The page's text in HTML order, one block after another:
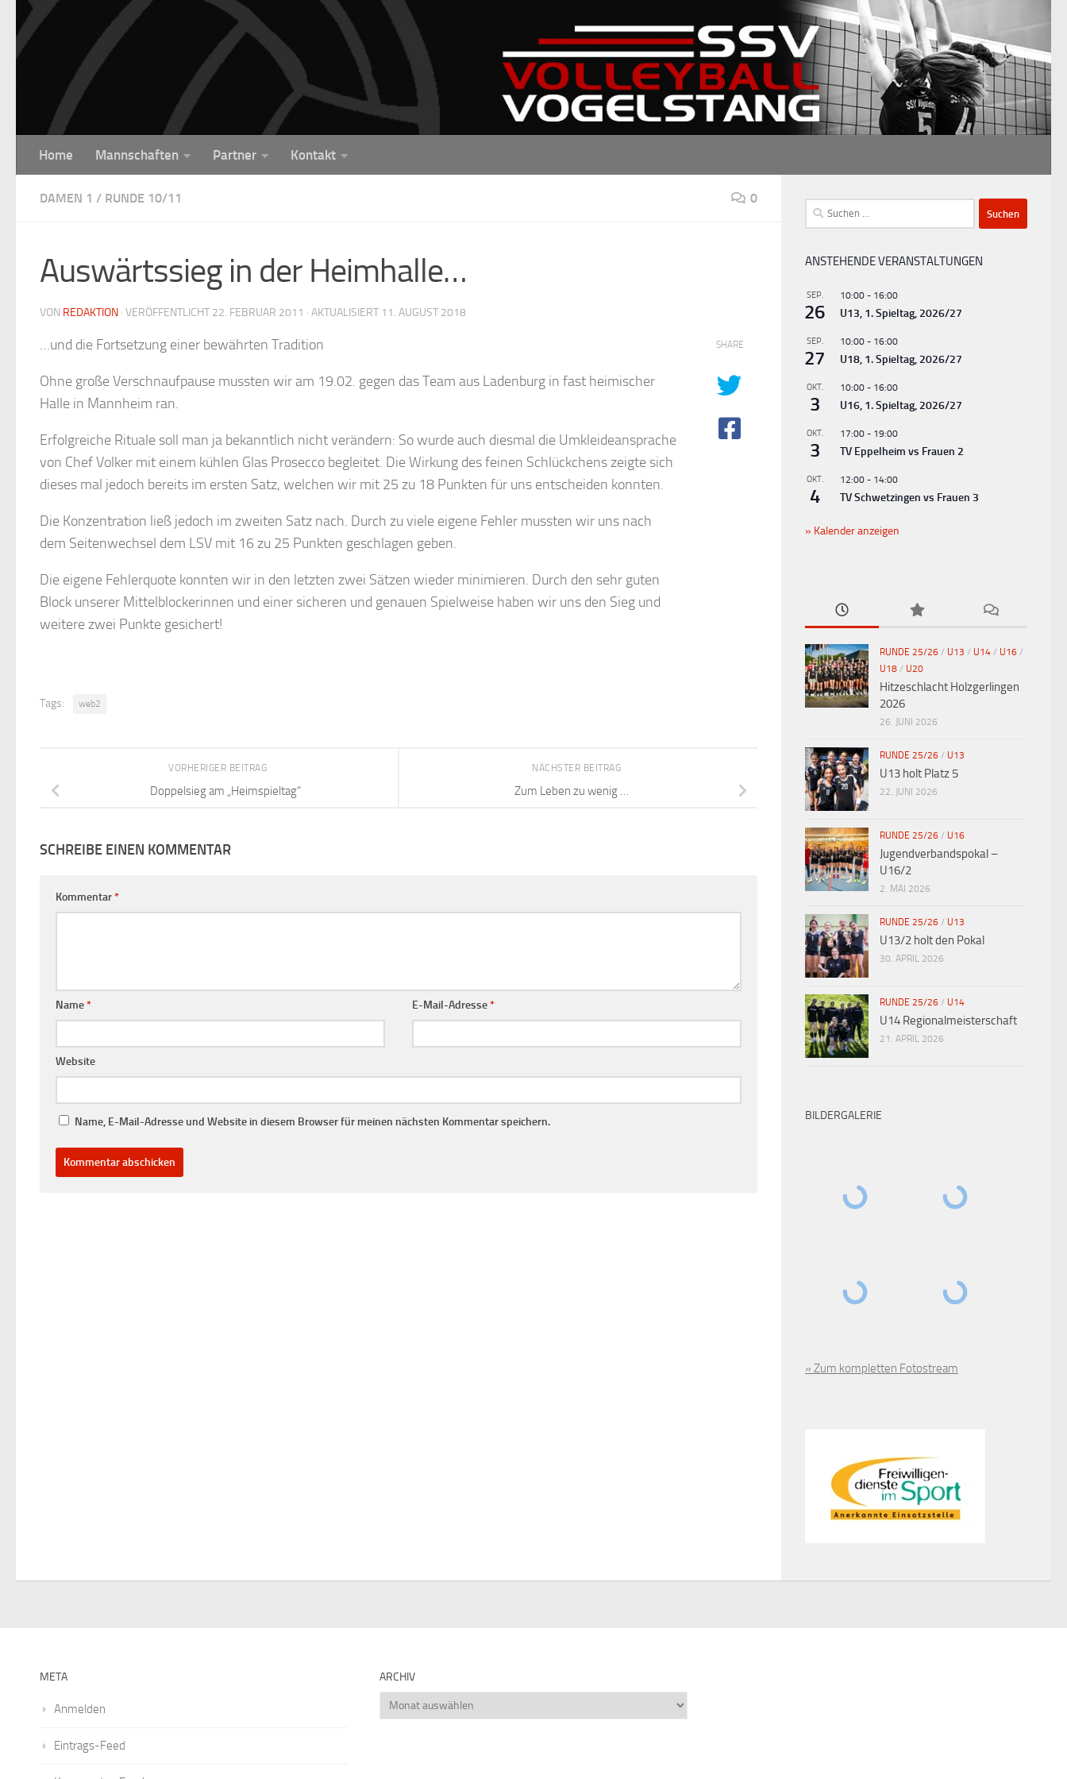
Unter dem Inhalt
Home Mannschaften Partner Kontakt
DAMEN 1 / RUNDE 10/11 0
Auswärtssieg in der Heimhalle…
VON REDAKTION · VERÖFFENTLICHT 22. FEBRUAR 2011 · AKTUALISIERT 11. AUGUST 2018
…und die Fortsetzung einer bewährten Tradition
Ohne große Verschnaufpause mussten wir am 19.02. gegen das Team aus Ladenburg in fast heimischer
Halle in Mannheim ran.
Erfolgreiche Rituale soll man ja bekanntlich nicht verändern: So wurde auch diesmal die Umkleideansprache
von Chef Volker mit einem kühlen Glas Prosecco begleitet. Die Wirkung des feinen Schlückchens zeigte sich
dieses mal jedoch bereits im ersten Satz, welchen wir mit 25 zu 18 Punkten für uns entscheiden konnten.
Die Konzentration ließ jedoch im zweiten Satz nach. Durch zu viele eigene Fehler mussten wir uns nach
dem Seitenwechsel dem LSV mit 16 zu 25 Punkten geschlagen geben.
Die eigene Fehlerquote konnten wir in den letzten zwei Sätzen wieder minimieren. Durch den sehr guten
Block unserer Mittelblockerinnen und einer sicheren und genauen Spielweise haben wir uns den Sieg und
weitere zwei Punkte gesichert!
SHARE
Tags: web2
NÄCHSTER BEITRAG
Zum Leben zu wenig …
VORHERIGER BEITRAG
Doppelsieg am „Heimspieltag“
SCHREIBE EINEN KOMMENTAR
Kommentar*
Name* E-Mail-Adresse*
Website
Name, E-Mail-Adresse und Website in diesem Browser für meinen nächsten Kommentar speichern.
Suchen
nach:
ANSTEHENDE VERANSTALTUNGEN
SEP.
26
10:00 - 16:00
U13, 1. Spieltag, 2026/27
SEP.
27
10:00 - 16:00
U18, 1. Spieltag, 2026/27
OKT.
3
10:00 - 16:00
U16, 1. Spieltag, 2026/27
OKT.
3
17:00 - 19:00
TV Eppelheim vs Frauen 2
OKT.
4
12:00 - 14:00
TV Schwetzingen vs Frauen 3
Kalender anzeigen
RUNDE 25/26 / U13 / U14 / U16 /
U18 / U20
Hitzeschlacht Holzgerlingen
2026
26. JUNI 2026
RUNDE 25/26 / U13
U13 holt Platz 5
22. JUNI 2026
RUNDE 25/26 / U16
Jugendverbandspokal –
U16/2
2. MAI 2026
RUNDE 25/26 / U13
U13/2 holt den Pokal
30. APRIL 2026
RUNDE 25/26 / U14
U14 Regionalmeisterschaft
21. APRIL 2026
BILDERGALERIE
» Zum kompletten Fotostream
META
Anmelden
Eintrags-Feed
ARCHIV
Archiv